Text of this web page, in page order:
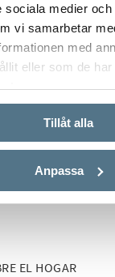
sociala medier
vi samarbetar
med
eller som de
Tillåt alla
Anpassa
EL HOGAR